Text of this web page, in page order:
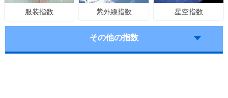
服装指数 紫外線指数 星空指数
その他の指数